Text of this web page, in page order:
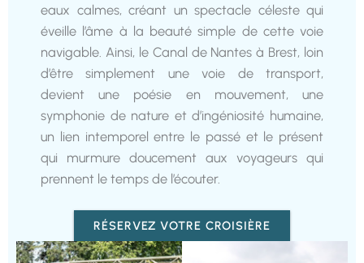
eaux calmes, créant un spectacle céleste qui
éveille l’âme à la beauté simple de cette voie
navigable. Ainsi, le Canal de Nantes à Brest, loin
d’être simplement une voie de transport,
devient une poésie en mouvement, une
symphonie de nature et d’ingéniosité humaine,
un lien intemporel entre le passé et le présent
qui murmure doucement aux voyageurs qui
prennent le temps de l’écouter.
RÉSERVEZ VOTRE CROISIÈRE